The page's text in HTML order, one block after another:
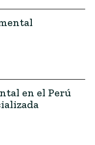
en el Perú